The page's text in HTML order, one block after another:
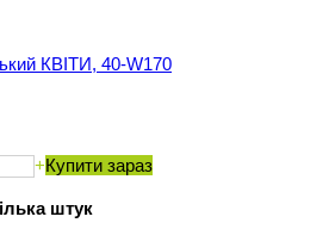
+Купити зараз
штук